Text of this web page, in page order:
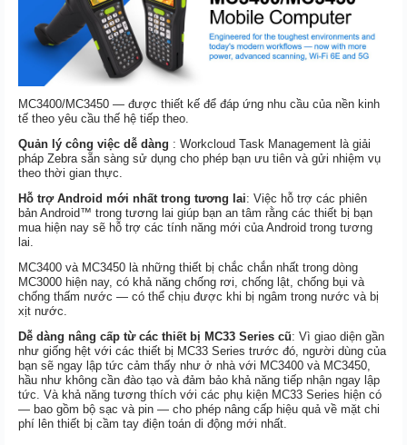
MC3400/MC3450 — được thiết kế để đáp ứng nhu cầu của nền kinh
tế theo yêu cầu thế hệ tiếp theo.
Quản lý công việc dễ dàng : Workcloud Task Management là giải
pháp Zebra sẵn sàng sử dụng cho phép bạn ưu tiên và gửi nhiệm vụ
theo thời gian thực.
Hỗ trợ Android mới nhất trong tương lai: Việc hỗ trợ các phiên
bản Android™ trong tương lai giúp bạn an tâm rằng các thiết bị bạn
mua hiện nay sẽ hỗ trợ các tính năng mới của Android trong tương
lai.
MC3400 và MC3450 là những thiết bị chắc chắn nhất trong dòng
MC3000 hiện nay, có khả năng chống rơi, chống lật, chống bụi và
chống thấm nước — có thể chịu được khi bị ngâm trong nước và bị
xịt nước.
Dễ dàng nâng cấp từ các thiết bị MC33 Series cũ: Vì giao diện gần
như giống hệt với các thiết bị MC33 Series trước đó, người dùng của
bạn sẽ ngay lập tức cảm thấy như ở nhà với MC3400 và MC3450,
hầu như không cần đào tạo và đảm bảo khả năng tiếp nhận ngay lập
tức. Và khả năng tương thích với các phụ kiện MC33 Series hiện có
— bao gồm bộ sạc và pin — cho phép nâng cấp hiệu quả về mặt chi
phí lên thiết bị cầm tay điện toán di động mới nhất.